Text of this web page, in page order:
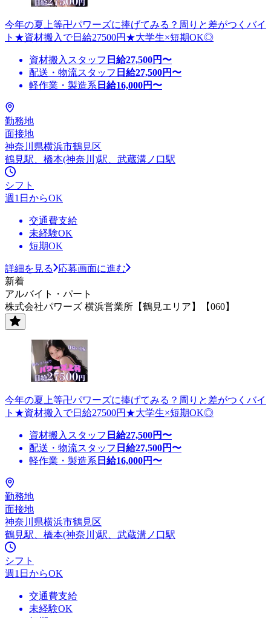
今年の夏上等卍パワーズに捧げてみる？周りと差がつくバイ
ト★資材搬入で日給27500円★大学生×短期OK◎
資材搬入スタッフ 日給27,500円〜
配送・物流スタッフ 日給27,500円〜
軽作業・製造系 日給16,000円〜
勤務地
面接地
神奈川県横浜市鶴見区
鶴見駅、橋本(神奈川)駅、武蔵溝ノ口駅
シフト
週1日からOK
交通費支給
未経験OK
短期OK
詳細を見る
応募画面に進む
新着
アルバイト・パート
株式会社パワーズ 横浜営業所【鶴見エリア】【060】
今年の夏上等卍パワーズに捧げてみる？周りと差がつくバイ
ト★資材搬入で日給27500円★大学生×短期OK◎
資材搬入スタッフ 日給27,500円〜
配送・物流スタッフ 日給27,500円〜
軽作業・製造系 日給16,000円〜
勤務地
面接地
神奈川県横浜市鶴見区
鶴見駅、橋本(神奈川)駅、武蔵溝ノ口駅
シフト
週1日からOK
交通費支給
未経験OK